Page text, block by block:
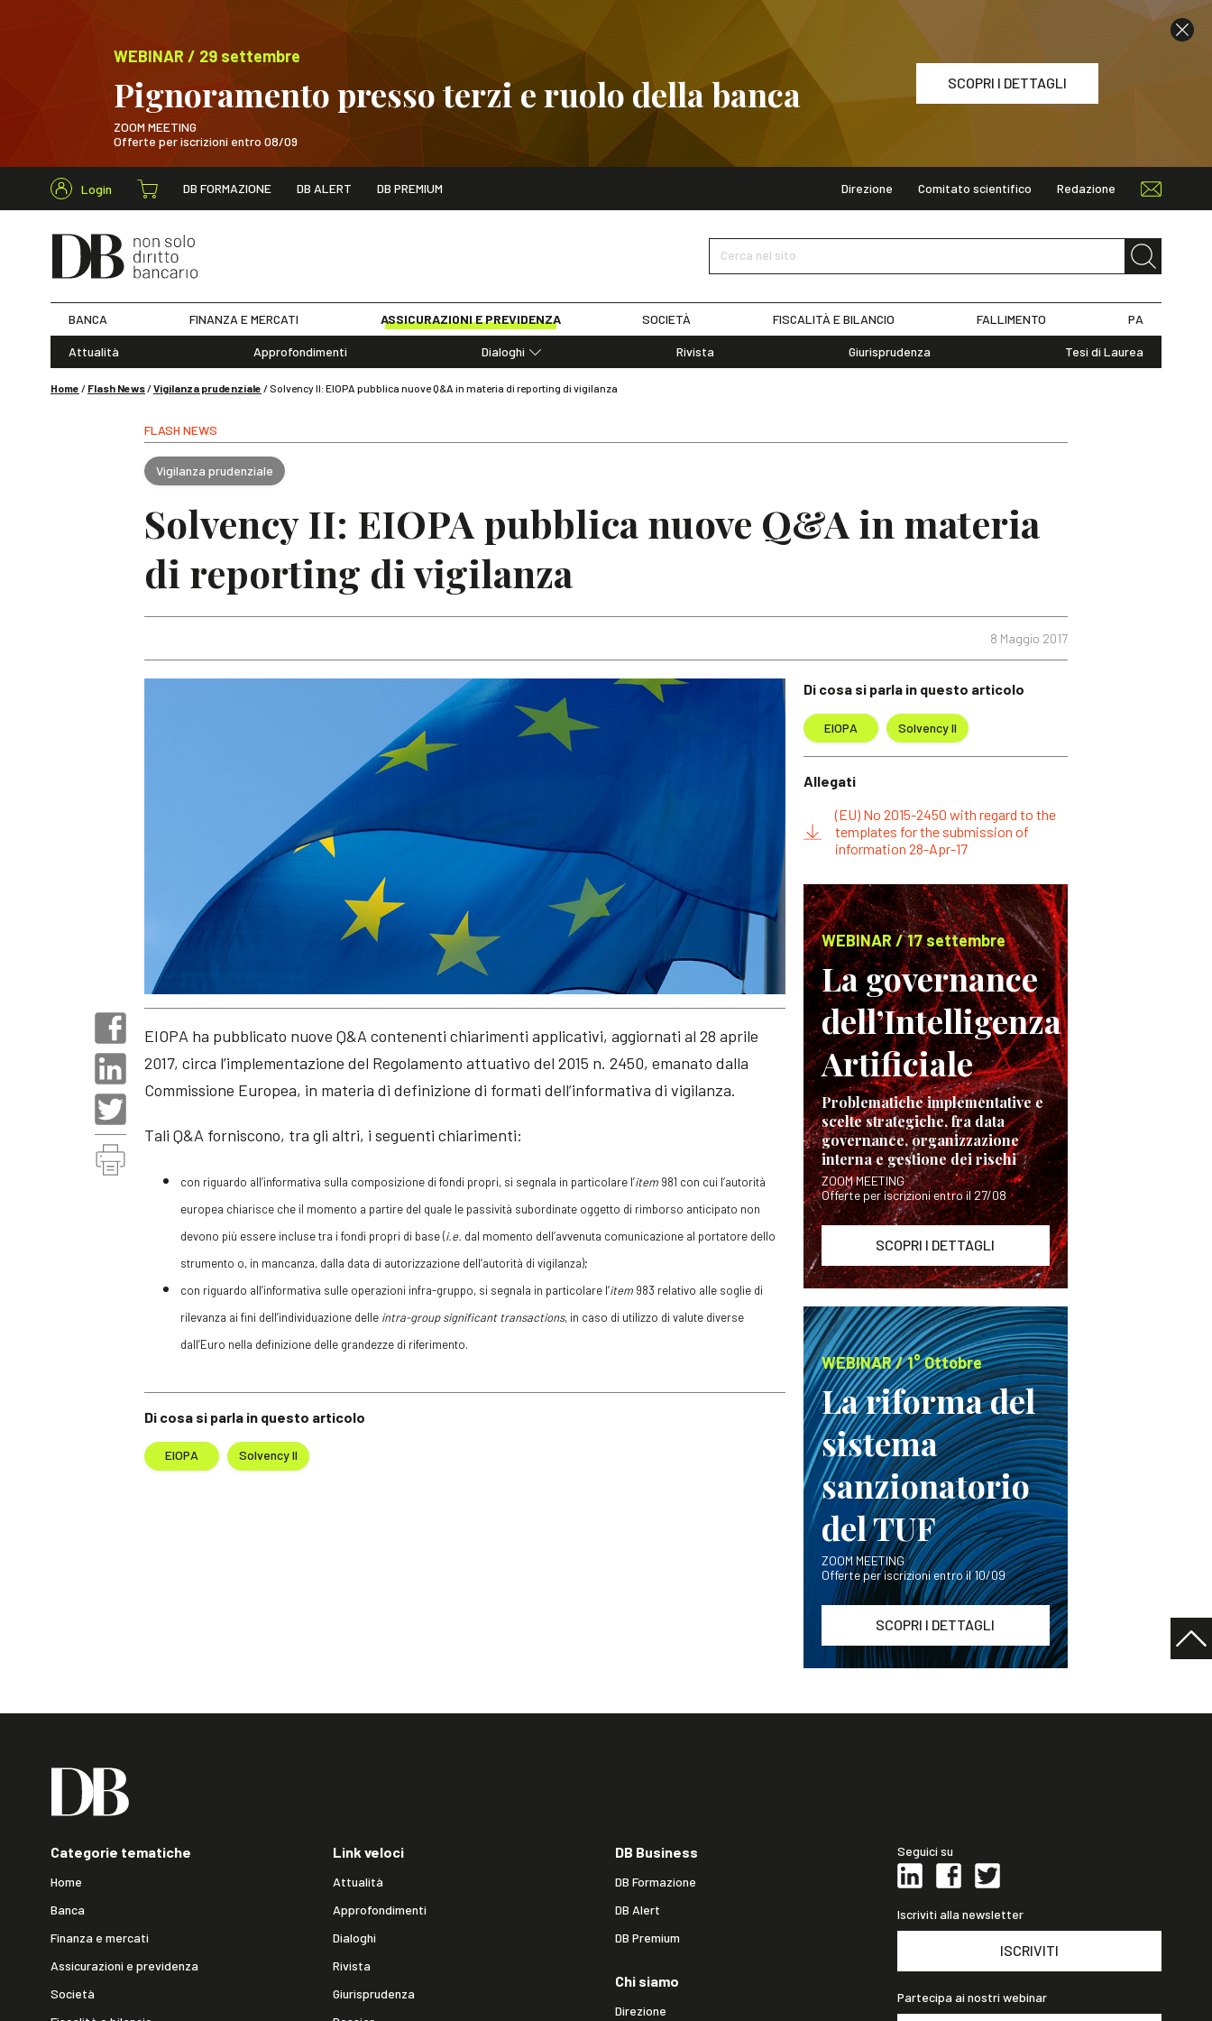
WEBINAR / 29 settembre
Pignoramento presso terzi e ruolo della banca
ZOOM MEETING
Offerte per iscrizioni entro 08/09
SCOPRI I DETTAGLI
WEBINAR / 29 settembre SCOPRI I DETTAGLI
Login DB FORMAZIONE DB ALERT DB PREMIUM Direzione Comitato scientifico Redazione
Cerca nel sito
Cerca nel sito
BANCA FINANZA E MERCATI ASSICURAZIONI E PREVIDENZA SOCIETÀ FISCALITÀ E BILANCIO FALLIMENTO PA
Attualità Approfondimenti
Dialoghi
Rivista Giurisprudenza Tesi di Laurea
Home / Flash News/Vigilanza prudenziale / Solvency II: EIOPA pubblica nuove Q&A in materia di reporting di vigilanza
FLASH NEWS
Vigilanza prudenziale
Solvency II: EIOPA pubblica nuove Q&A in materia
di reporting di vigilanza
8 Maggio 2017
Di cosa si parla in questo articolo
EIOPA Solvency II
EIOPA ha pubblicato nuove Q&A contenenti chiarimenti applicativi, aggiornati al 28 aprile
2017, circa l’implementazione del Regolamento attuativo del 2015 n. 2450, emanato dalla
Commissione Europea, in materia di definizione di formati dell’informativa di vigilanza.
Tali Q&A forniscono, tra gli altri, i seguenti chiarimenti:
con riguardo all’informativa sulla composizione di fondi propri, si segnala in particolare l’item 981 con cui l’autorità
europea chiarisce che il momento a partire del quale le passività subordinate oggetto di rimborso anticipato non
devono più essere incluse tra i fondi propri di base (i.e. dal momento dell’avvenuta comunicazione al portatore dello
strumento o, in mancanza, dalla data di autorizzazione dell’autorità di vigilanza);
con riguardo all’informativa sulle operazioni infra-gruppo, si segnala in particolare l’item 983 relativo alle soglie di
rilevanza ai fini dell’individuazione delle intra-group significant transactions, in caso di utilizzo di valute diverse
dall’Euro nella definizione delle grandezze di riferimento.
Di cosa si parla in questo articolo
EIOPA Solvency II
Allegati
(EU) No 2015-2450 with regard to the
templates for the submission of
information 28-Apr-17
WEBINAR / 17 settembre
La governance
dell’Intelligenza
Artificiale
Problematiche implementative e
scelte strategiche, fra data
governance, organizzazione
interna e gestione dei rischi
ZOOM MEETING
Offerte per iscrizioni entro il 27/08
SCOPRI I DETTAGLI
WEBINAR / 1° Ottobre
La riforma del
sistema
sanzionatorio
del TUF
ZOOM MEETING
Offerte per iscrizioni entro il 10/09
SCOPRI I DETTAGLI
Categorie tematiche
Home
Banca
Finanza e mercati
Assicurazioni e previdenza
Società
Link veloci
Attualità
Approfondimenti
Dialoghi
Rivista
Giurisprudenza
DB Business
DB Formazione
DB Alert
DB Premium
Chi siamo
Direzione
Seguici su
Iscriviti alla newsletter
ISCRIVITI
Partecipa ai nostri webinar